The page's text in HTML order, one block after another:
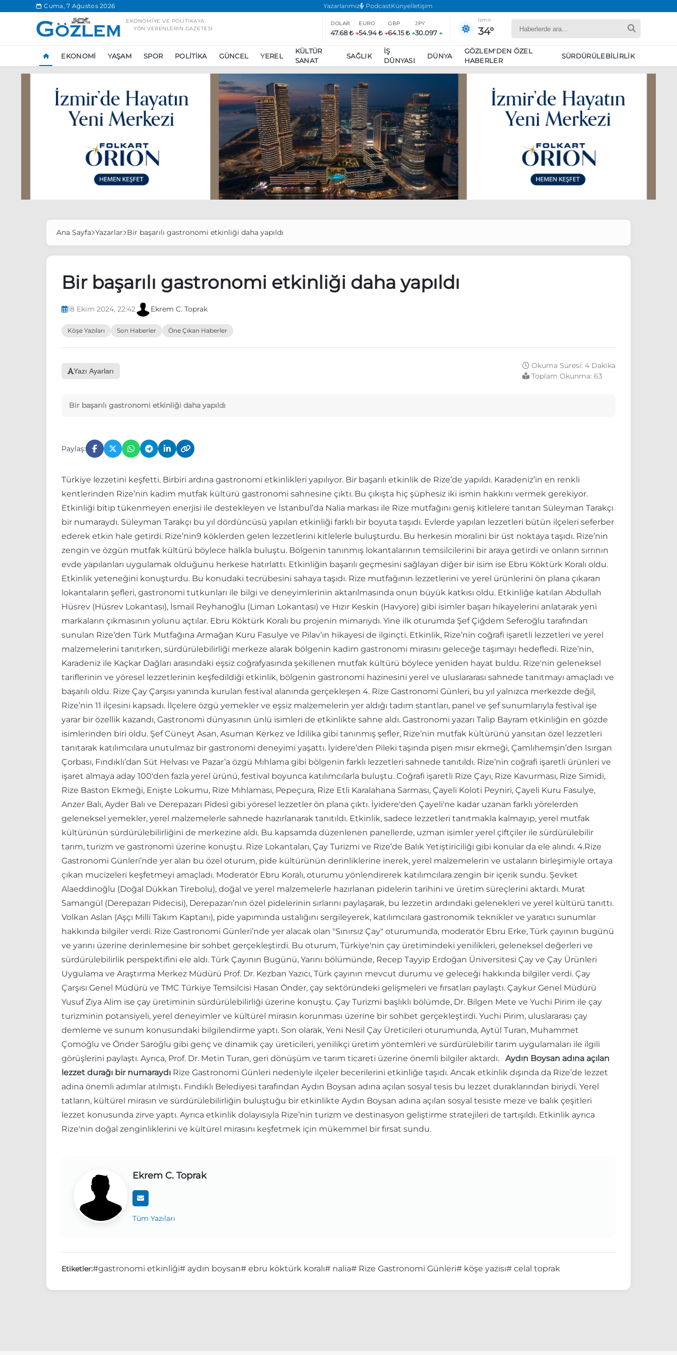
Cuma, 7 Ağustos 2026 Yazarlarımız PodcastKünyeİletişim
EKONOMIYE VE POLITIKAYA
YÖN VERENLERIN GAZETESI
DOLAR
47.68 ₺
EURO
54.94 ₺
GBP
64.15 ₺
JPY
30.097
İzmir
34°
EKONOMI YAŞAM SPOR POLITIKA GÜNCEL YEREL
KÜLTÜR
SANAT
SAĞLIK
İŞ
DÜNYASI
DÜNYA
GÖZLEM'DEN ÖZEL
HABERLER
SÜRDÜRÜLEBILIRLIK
Ankara’da eylem yasağı uzatıldı
Özgür Özel, Ekrem İmamoğlu’nu ziyaret edecek
Ünlü çift bir etkinliğe daha katılmama kararı aldı
Boykot
Ana Sayfa Yazarlar Bir başarılı gastronomi etkinliği daha yapıldı
Bir başarılı gastronomi etkinliği daha yapıldı
18 Ekim 2024, 22:42 Ekrem C. Toprak
Köşe Yazıları Son Haberler Öne Çıkan Haberler
Yazı Ayarları
Okuma Süresi: 4 Dakika
Toplam Okunma: 63
Bir başarılı gastronomi etkinliği daha yapıldı
Paylaş:
Türkiye lezzetini keşfetti. Birbiri ardına gastronomi etkinlikleri yapılıyor. Bir başarılı etkinlik de Rize’de yapıldı. Karadeniz’in en renkli
kentlerinden Rize’nin kadim mutfak kültürü gastronomi sahnesine çıktı. Bu çıkışta hiç şüphesiz iki ismin hakkını vermek gerekiyor.
Etkinliği bitip tükenmeyen enerjisi ile destekleyen ve İstanbul’da Nalia markası ile Rize mutfağını geniş kitlelere tanıtan Süleyman Tarakçı
bir numaraydı. Süleyman Tarakçı bu yıl dördüncüsü yapılan etkinliği farklı bir boyuta taşıdı. Evlerde yapılan lezzetleri bütün ilçeleri seferber
ederek etkin hale getirdi. Rize’nin9 köklerden gelen lezzetlerini kitlelerle buluşturdu. Bu herkesin moralini bir üst noktaya taşıdı. Rize’nin
zengin ve özgün mutfak kültürü böylece halkla buluştu. Bölgenin tanınmış lokantalarının temsilcilerini bir araya getirdi ve onların sırrının
evde yapılanları uygulamak olduğunu herkese hatırlattı. Etkinliğin başarılı geçmesini sağlayan diğer bir isim ise Ebru Köktürk Koralı oldu.
Etkinlik yeteneğini konuşturdu. Bu konudaki tecrübesini sahaya taşıdı. Rize mutfağının lezzetlerini ve yerel ürünlerini ön plana çıkaran
lokantaların şefleri, gastronomi tutkunları ile bilgi ve deneyimlerinin aktarılmasında onun büyük katkısı oldu. Etkinliğe katılan Abdullah
Hüsrev (Hüsrev Lokantası), İsmail Reyhanoğlu (Liman Lokantası) ve Hızır Keskin (Havyore) gibi isimler başarı hikayelerini anlatarak yeni
markaların çıkmasının yolunu açtılar. Ebru Köktürk Koralı bu projenin mimarıydı. Yine ilk oturumda Şef Çiğdem Seferoğlu tarafından
sunulan Rize’den Türk Mutfağına Armağan Kuru Fasulye ve Pilav’ın hikayesi de ilginçti. Etkinlik, Rize’nin coğrafi işaretli lezzetleri ve yerel
malzemelerini tanıtırken, sürdürülebilirliği merkeze alarak bölgenin kadim gastronomi mirasını geleceğe taşımayı hedefledi. Rize’nin,
Karadeniz ile Kaçkar Dağları arasındaki eşsiz coğrafyasında şekillenen mutfak kültürü böylece yeniden hayat buldu. Rize'nin geleneksel
tariflerinin ve yöresel lezzetlerinin keşfedildiği etkinlik, bölgenin gastronomi hazinesini yerel ve uluslararası sahnede tanıtmayı amaçladı ve
başarılı oldu. Rize Çay Çarşısı yanında kurulan festival alanında gerçekleşen 4. Rize Gastronomi Günleri, bu yıl yalnızca merkezde değil,
Rize’nin 11 ilçesini kapsadı. İlçelere özgü yemekler ve eşsiz malzemelerin yer aldığı tadım stantları, panel ve şef sunumlarıyla festival işe
yarar bir özellik kazandı, Gastronomi dünyasının ünlü isimleri de etkinlikte sahne aldı. Gastronomi yazarı Talip Bayram etkinliğin en gözde
isimlerinden biri oldu. Şef Cüneyt Asan, Asuman Kerkez ve İdilika gibi tanınmış şefler, Rize’nin mutfak kültürünü yansıtan özel lezzetleri
tanıtarak katılımcılara unutulmaz bir gastronomi deneyimi yaşattı. İyidere’den Pileki taşında pişen mısır ekmeği, Çamlıhemşin’den Isırgan
Çorbası, Fındıklı’dan Süt Helvası ve Pazar’a özgü Mıhlama gibi bölgenin farklı lezzetleri sahnede tanıtıldı. Rize’nin coğrafi işaretli ürünleri ve
işaret almaya aday 100'den fazla yerel ürünü, festival boyunca katılımcılarla buluştu. Coğrafi işaretli Rize Çayı, Rize Kavurması, Rize Simidi,
Rize Baston Ekmeği, Enişte Lokumu, Rize Mıhlaması, Pepeçura, Rize Etli Karalahana Sarması, Çayeli Koloti Peyniri, Çayeli Kuru Fasulye,
Anzer Balı, Ayder Balı ve Derepazarı Pidesi gibi yöresel lezzetler ön plana çıktı. İyidere'den Çayeli'ne kadar uzanan farklı yörelerden
geleneksel yemekler, yerel malzemelerle sahnede hazırlanarak tanıtıldı. Etkinlik, sadece lezzetleri tanıtmakla kalmayıp, yerel mutfak
kültürünün sürdürülebilirliğini de merkezine aldı. Bu kapsamda düzenlenen panellerde, uzman isimler yerel çiftçiler ile sürdürülebilir
tarım, turizm ve gastronomi üzerine konuştu. Rize Lokantaları, Çay Turizmi ve Rize’de Balık Yetiştiriciliği gibi konular da ele alındı. 4.Rize
Gastronomi Günleri’nde yer alan bu özel oturum, pide kültürünün derinliklerine inerek, yerel malzemelerin ve ustaların birleşimiyle ortaya
çıkan mucizeleri keşfetmeyi amaçladı. Moderatör Ebru Koralı, oturumu yönlendirerek katılımcılara zengin bir içerik sundu. Şevket
Alaeddinoğlu (Doğal Dükkan Tirebolu), doğal ve yerel malzemelerle hazırlanan pidelerin tarihini ve üretim süreçlerini aktardı. Murat
Samangül (Derepazarı Pidecisi), Derepazarı’nın özel pidelerinin sırlarını paylaşarak, bu lezzetin ardındaki gelenekleri ve yerel kültürü tanıttı.
Volkan Aslan (Aşçı Milli Takım Kaptanı), pide yapımında ustalığını sergileyerek, katılımcılara gastronomik teknikler ve yaratıcı sunumlar
hakkında bilgiler verdi. Rize Gastronomi Günleri’nde yer alacak olan "Sınırsız Çay" oturumunda, moderatör Ebru Erke, Türk çayının bugünü
ve yarını üzerine derinlemesine bir sohbet gerçekleştirdi. Bu oturum, Türkiye'nin çay üretimindeki yenilikleri, geleneksel değerleri ve
sürdürülebilirlik perspektifini ele aldı. Türk Çayının Bugünü, Yarını bölümünde, Recep Tayyip Erdoğan Üniversitesi Çay ve Çay Ürünleri
Uygulama ve Araştırma Merkez Müdürü Prof. Dr. Kezban Yazıcı, Türk çayının mevcut durumu ve geleceği hakkında bilgiler verdi. Çay
Çarşısı Genel Müdürü ve TMC Türkiye Temsilcisi Hasan Önder, çay sektöründeki gelişmeleri ve fırsatları paylaştı. Çaykur Genel Müdürü
Yusuf Ziya Alim ise çay üretiminin sürdürülebilirliği üzerine konuştu. Çay Turizmi başlıklı bölümde, Dr. Bilgen Mete ve Yuchi Pirim ile çay
turizminin potansiyeli, yerel deneyimler ve kültürel mirasın korunması üzerine bir sohbet gerçekleştirdi. Yuchi Pirim, uluslararası çay
demleme ve sunum konusundaki bilgilendirme yaptı. Son olarak, Yeni Nesil Çay Üreticileri oturumunda, Aytül Turan, Muhammet
Çomoğlu ve Önder Saroğlu gibi genç ve dinamik çay üreticileri, yenilikçi üretim yöntemleri ve sürdürülebilir tarım uygulamaları ile ilgili
görüşlerini paylaştı. Ayrıca, Prof. Dr. Metin Turan, geri dönüşüm ve tarım ticareti üzerine önemli bilgiler aktardı. Aydın Boysan adına açılan
lezzet durağı bir numaraydı Rize Gastronomi Günleri nedeniyle ilçeler becerilerini etkinliğe taşıdı. Ancak etkinlik dışında da Rize’de lezzet
adına önemli adımlar atılmıştı. Fındıklı Belediyesi tarafından Aydın Boysan adına açılan sosyal tesis bu lezzet duraklarından biriydi. Yerel
tatların, kültürel mirasın ve sürdürülebilirliğin buluştuğu bir etkinlikte Aydın Boysan adına açılan sosyal tesiste meze ve balık çeşitleri
lezzet konusunda zirve yaptı. Ayrıca etkinlik dolayısıyla Rize’nin turizm ve destinasyon geliştirme stratejileri de tartışıldı. Etkinlik ayrıca
Rize'nin doğal zenginliklerini ve kültürel mirasını keşfetmek için mükemmel bir fırsat sundu.
Ekrem C. Toprak
Tüm Yazıları
Etiketler:#gastronomi etkinliği# aydın boysan# ebru köktürk koralı# nalia# Rize Gastronomi Günleri# köşe yazısı# celal toprak